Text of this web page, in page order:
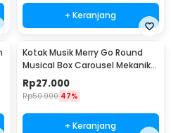
+ Keranjang
Kotak Musik Merry Go Round
Musical Box Carousel Mekanikal
- HD-Y02
Rp27.000
Rp50.900 47%
+ Keranjang